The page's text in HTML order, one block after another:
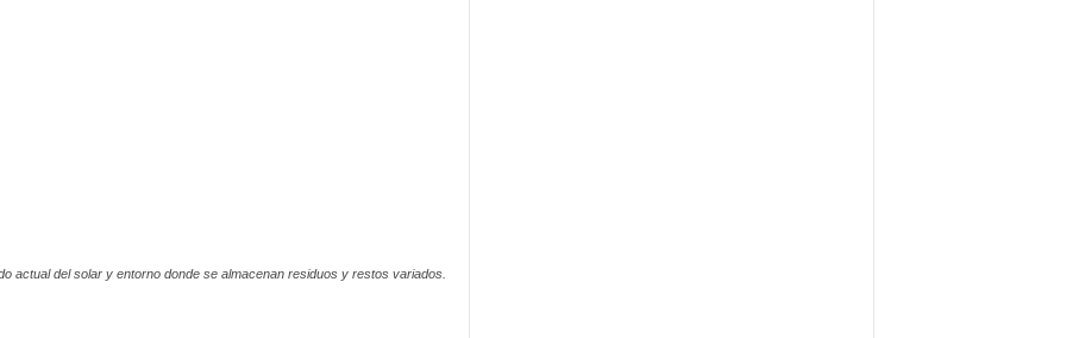
actual del solar y entorno donde se almacenan residuos y restos variados.